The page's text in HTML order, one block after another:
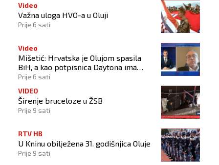
Video
Važna uloga HVO-a u Oluji
Prije 6 sati
Video
Mišetić: Hrvatska je Olujom spasila
BiH, a kao potpisnica Daytona ima
puno pravo štititi hrvatski narod
Prije 6 sati
VIDEO
Širenje bruceloze u ŽSB
Prije 9 sati
RTV HB
U Kninu obilježena 31. godišnjica Oluje
Prije 9 sati